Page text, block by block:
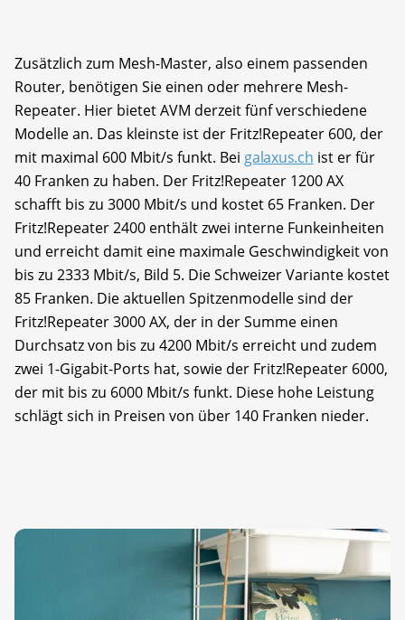
Zusätzlich zum Mesh-Master, also einem passenden
Router, benötigen Sie einen oder mehrere Mesh-
Repeater. Hier bietet AVM derzeit fünf verschiedene
Modelle an. Das kleinste ist der Fritz!Repeater 600, der
mit maximal 600 Mbit/s funkt. Bei galaxus.ch ist er für
40 Franken zu haben. Der Fritz!Repeater 1200 AX
schafft bis zu 3000 Mbit/s und kostet 65 Franken. Der
Fritz!Repeater 2400 enthält zwei interne Funkeinheiten
und erreicht damit eine maximale Geschwindigkeit von
bis zu 2333 Mbit/s, Bild 5. Die Schweizer Variante kostet
85 Franken. Die aktuellen Spitzenmodelle sind der
Fritz!Repeater 3000 AX, der in der Summe einen
Durchsatz von bis zu 4200 Mbit/s erreicht und zudem
zwei 1-Gigabit-Ports hat, sowie der Fritz!Repeater 6000,
der mit bis zu 6000 Mbit/s funkt. Diese hohe Leistung
schlägt sich in Preisen von über 140 Franken nieder.